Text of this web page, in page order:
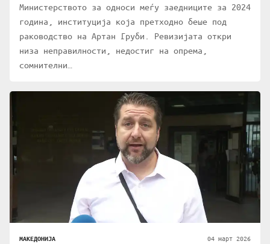
Министерството за односи меѓу заедниците за 2024
година, институција која претходно беше под
раководство на Артан Груби. Ревизијата откри
низа неправилности, недостиг на опрема,
сомнителни…
МАКЕДОНИЈА 04 март 2026